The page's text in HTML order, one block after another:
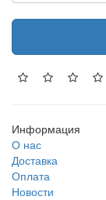
Информация
О нас
Доставка
Оплата
Новости